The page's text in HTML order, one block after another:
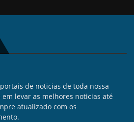
de noticias de toda nossa
em levar as melhores noticias até
atualizado com os